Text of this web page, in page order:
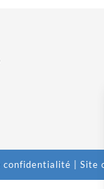
confidentialité | Site